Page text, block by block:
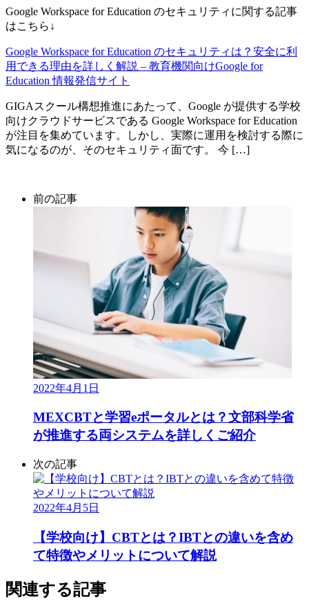
Google Workspace for Education のセキュリティに関する記事
はこちら↓
Google Workspace for Education のセキュリティは？安全に利
用できる理由を詳しく解説 – 教育機関向けGoogle for
Education 情報発信サイト
GIGAスクール構想推進にあたって、Google が提供する学校
向けクラウドサービスである Google Workspace for Education
が注目を集めています。しかし、実際に運用を検討する際に
気になるのが、そのセキュリティ面です。 今 […]
前の記事
2022年4月1日
MEXCBTと学習eポータルとは？文部科学省
が推進する両システムを詳しくご紹介
次の記事
2022年4月5日
【学校向け】CBTとは？IBTとの違いを含め
て特徴やメリットについて解説
関連する記事